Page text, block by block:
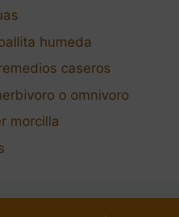
humeda
caseros
o omnivoro
morcilla